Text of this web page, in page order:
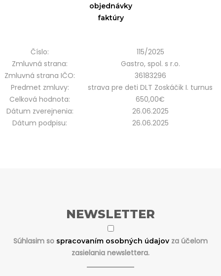
objednávky
faktúry
Číslo:
115/2025
Zmluvná strana:
Gastro, spol. s r.o.
Zmluvná strana IČO:
36183296
Predmet zmluvy:
strava pre deti DLT Zoskáčik I. turnus
Celková hodnota:
650,00€
Dátum zverejnenia:
26.06.2025
Dátum podpisu:
26.06.2025
NEWSLETTER
Súhlasim so spracovaním osobných údajov za účelom
zasielania newslettera.